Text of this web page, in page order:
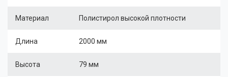
Материал Полистирол высокой плотности
Длина 2000 мм
Высота 79 мм